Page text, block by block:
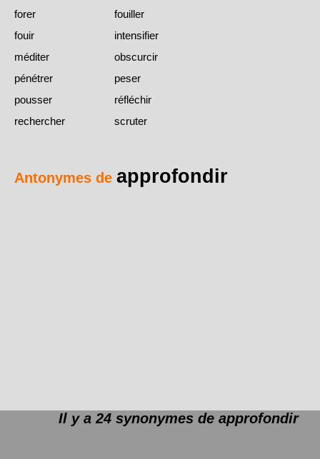
forer
fouiller
fouir
intensifier
méditer
obscurcir
pénétrer
peser
pousser
réfléchir
rechercher
scruter
Antonymes de approfondir
Il y a 24 synonymes de approfondir